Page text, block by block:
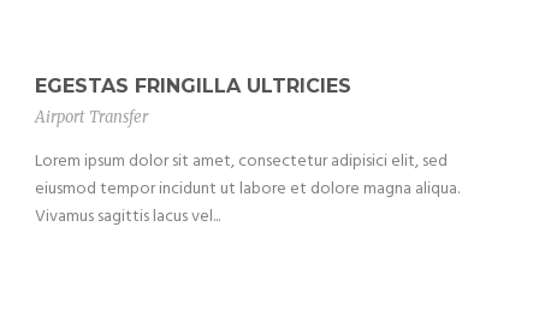
EGESTAS FRINGILLA ULTRICIES
Airport Transfer
Lorem ipsum dolor sit amet, consectetur adipisici elit, sed
eiusmod tempor incidunt ut labore et dolore magna aliqua.
Vivamus sagittis lacus vel...